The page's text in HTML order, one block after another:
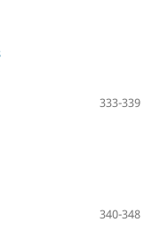
333-339
340-348